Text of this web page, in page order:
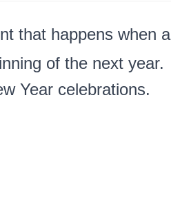
that happens when a
of the next year.
Year celebrations.